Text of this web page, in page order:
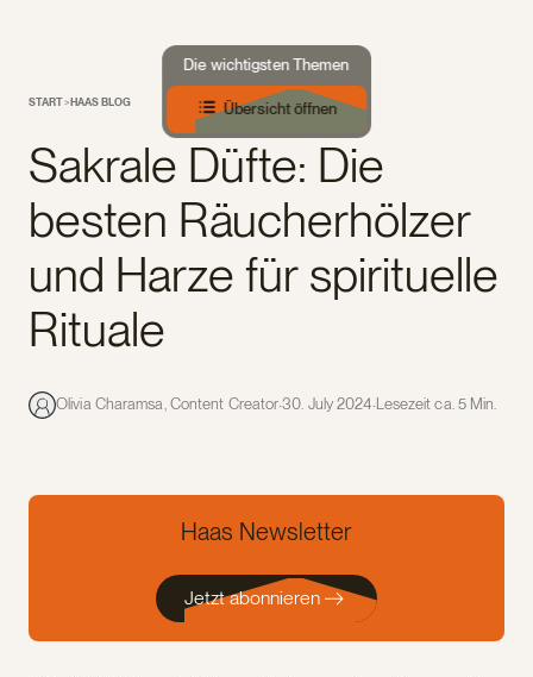
START>HAAS BLOG
Die wichtigsten Themen
Übersicht öffnen
Sakrale Düfte: Die
besten Räucherhölzer
und Harze für spirituelle
Rituale
Olivia Charamsa, Content Creator·30. July 2024· Lesezeit ca. 5 Min.
Haas Newsletter
Jetzt abonnieren